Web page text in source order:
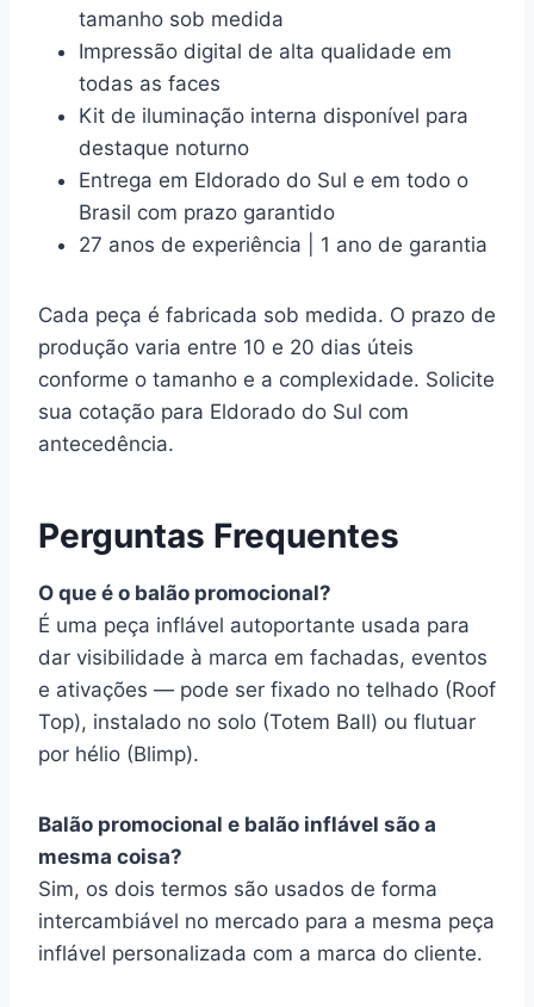
tamanho sob medida
Impressão digital de alta qualidade em
todas as faces
Kit de iluminação interna disponível para
destaque noturno
Entrega em Eldorado do Sul e em todo o
Brasil com prazo garantido
27 anos de experiência | 1 ano de garantia
Cada peça é fabricada sob medida. O prazo de
produção varia entre 10 e 20 dias úteis
conforme o tamanho e a complexidade. Solicite
sua cotação para Eldorado do Sul com
antecedência.
Perguntas Frequentes
O que é o balão promocional?
É uma peça inflável autoportante usada para
dar visibilidade à marca em fachadas, eventos
e ativações — pode ser fixado no telhado (Roof
Top), instalado no solo (Totem Ball) ou flutuar
por hélio (Blimp).
Balão promocional e balão inflável são a
mesma coisa?
Sim, os dois termos são usados de forma
intercambiável no mercado para a mesma peça
inflável personalizada com a marca do cliente.